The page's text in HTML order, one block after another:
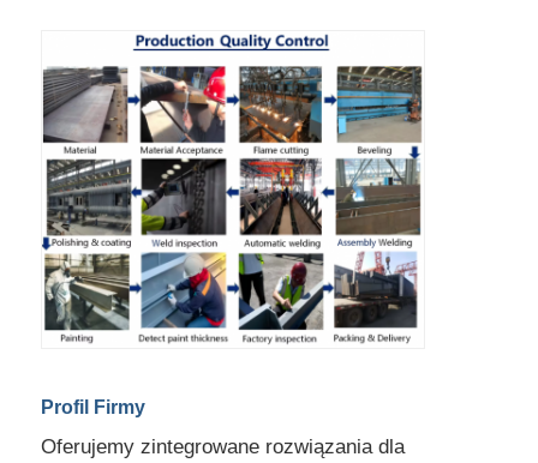
Profil Firmy
Oferujemy zintegrowane rozwiązania dla